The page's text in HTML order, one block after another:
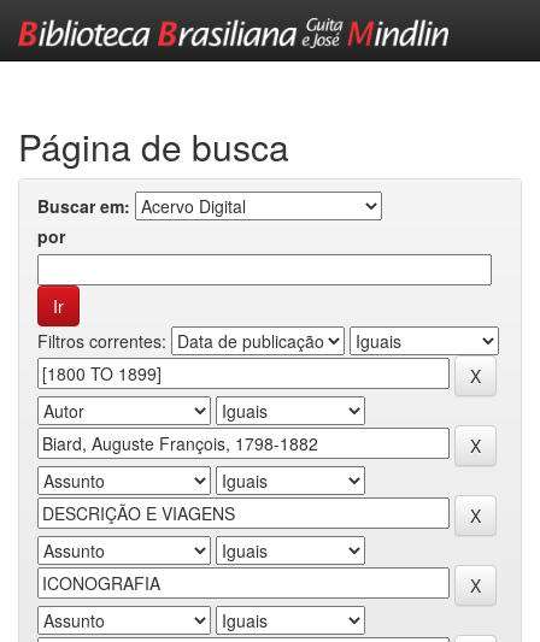
Página de busca
Buscar em:
por
Filtros correntes: